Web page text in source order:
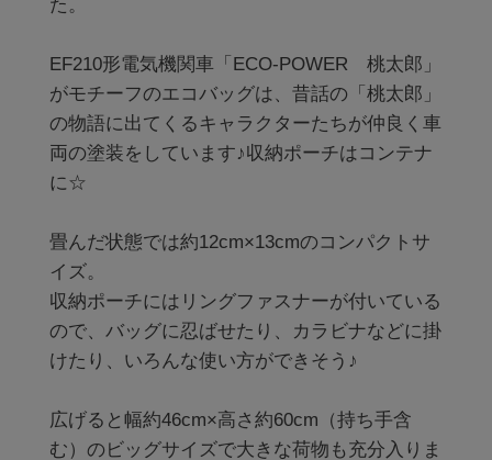
EF210形電気機関車「ECO-POWER　桃太郎」
がモチーフのエコバッグは、昔話の「桃太郎」
の物語に出てくるキャラクターたちが仲良く車
両の塗装をしています♪収納ポーチはコンテナ
に☆
畳んだ状態では約12cm×13cmのコンパクトサ
イズ。
収納ポーチにはリングファスナーが付いている
ので、バッグに忍ばせたり、カラビナなどに掛
けたり、いろんな使い方ができそう♪
広げると幅約46cm×高さ約60cm（持ち手含
む）のビッグサイズで大きな荷物も充分入りま